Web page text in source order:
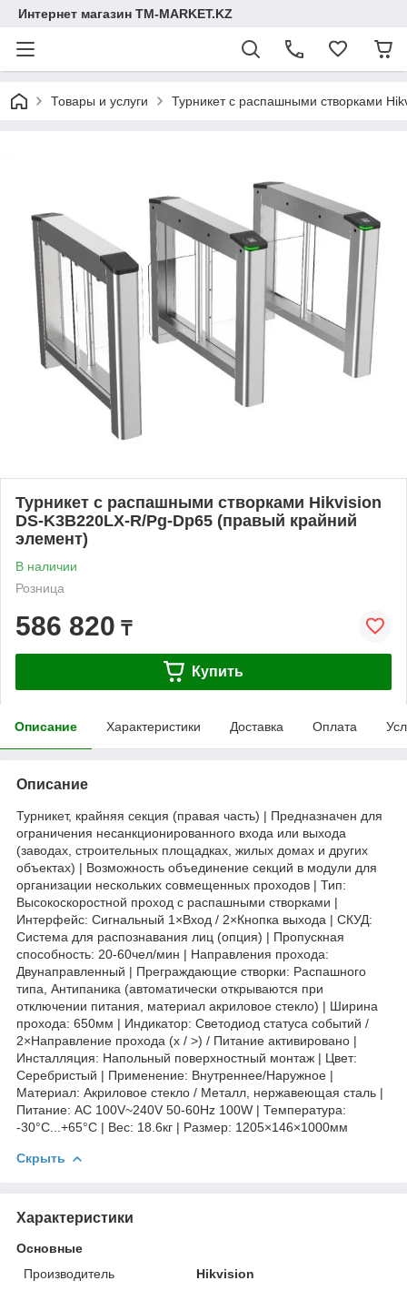
Интернет магазин TM-MARKET.KZ
Товары и услуги Турникет с распашными створками
Турникет с распашными створками Hikvision
DS-K3B220LX-R/Pg-Dp65 (правый крайний
элемент)
В наличии
Розница
586 820 ₸
Купить
Описание Характеристики Доставка Оплата
Описание
Турникет, крайняя секция (правая часть) | Предназначен для
ограничения несанкционированного входа или выхода
(заводах, строительных площадках, жилых домах и других
объектах) | Возможность объединение секций в модули для
организации нескольких совмещенных проходов | Тип:
Высокоскоростной проход с распашными створками |
Интерфейс: Сигнальный 1×Вход / 2×Кнопка выхода | СКУД:
Система для распознавания лиц (опция) | Пропускная
способность: 20-60чел/мин | Направления прохода:
Двунаправленный | Преграждающие створки: Распашного
типа, Антипаника (автоматически открываются при
отключении питания, материал акриловое стекло) | Ширина
прохода: 650мм | Индикатор: Светодиод статуса событий /
2×Направление прохода (х / >) / Питание активировано |
Инсталляция: Напольный поверхностный монтаж | Цвет:
Серебристый | Применение: Внутреннее/Наружное |
Материал: Акриловое стекло / Металл, нержавеющая сталь |
Питание: AC 100V~240V 50-60Hz 100W | Температура:
-30°C...+65°C | Вес: 18.6кг | Размер: 1205×146×1000мм
Скрыть
Характеристики
Основные
Производитель
Hikvision